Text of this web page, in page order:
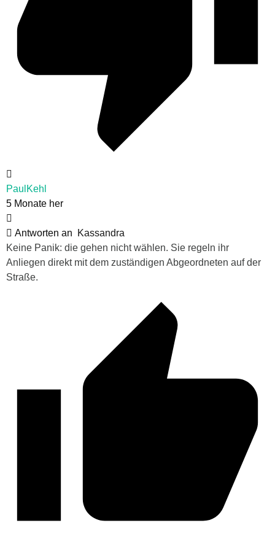
PaulKehl
5 Monate her
Antworten an
Kassandra
Keine Panik: die gehen nicht wählen. Sie regeln ihr
Anliegen direkt mit dem zuständigen Abgeordneten auf der
Straße.